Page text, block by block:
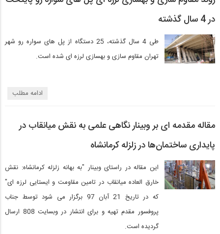
در 4 سال گذشته
طی 4 سال گذشته، 25 دستگاه از پل های سواره رو شهر
تهران مقاوم سازی و بهسازی لرزه ای شده است.
ادامه مطلب
مقاله مقدمه ای بر وبینار نگاهی علمی به نقش میانقاب در
پایداری ساختمان‌ها در زلزله کرمانشاه
این مقاله در راستای وبینار "به بهانه زلزله کرمانشاه: نقش
خارق العاده میانقاب در تامین مقاومت و ایستایی لرزه ای"
که در تاریخ 21 آبان 97 برگزار می شود توسط جناب
پروفسور مقدم تهیه و برای انتشار در وبسایت 808 ارسال
گردیده است.